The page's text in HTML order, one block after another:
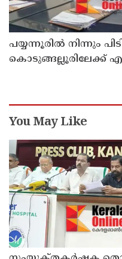
പയ്യന്നൂരിൽ നിന്നും
കൊടുങ്ങല്ലൂരിലേക്ക്
You May Like